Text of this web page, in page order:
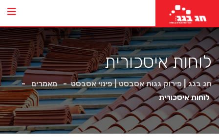
לוחות איסכורית
חג בגג | פירוק גגות אסבסט | פינוי אסבסט - מאמרים -
לוחות איסכורית